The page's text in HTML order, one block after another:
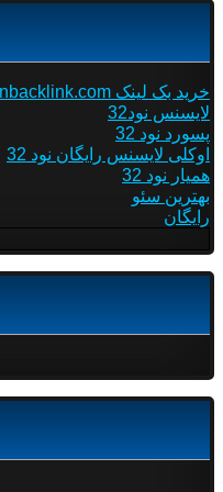
خرید بک لینک behtarinbacklink.com
لایسنس نود32
پسورد نود 32
اوکلی لایسنس رایگان نود 32
همیار نود 32
بهترین سئو
رایگان